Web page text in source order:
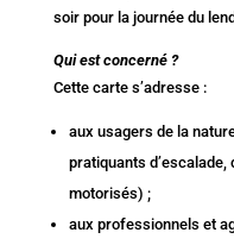
soir pour la journée du
Qui est concerné ?
Cette carte s’adresse :
aux usagers de la
pratiquants d’escalade,
motorisés) ;
aux professionnels et